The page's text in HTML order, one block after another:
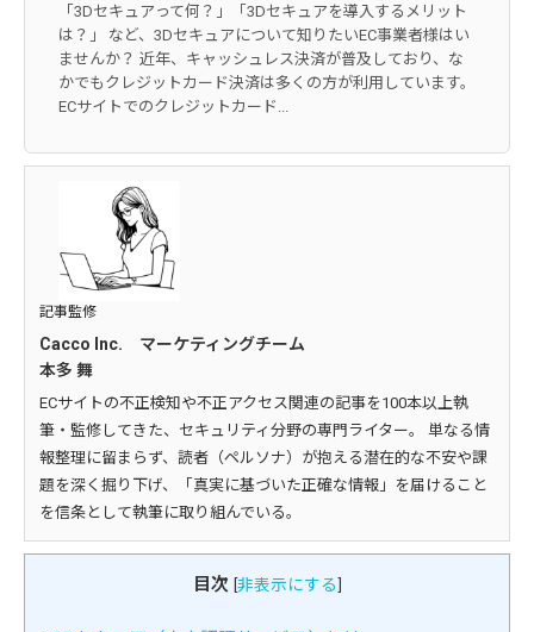
「3Dセキュアって何？」「3Dセキュアを導入するメリット
は？」 など、3Dセキュアについて知りたいEC事業者様はい
ませんか？ 近年、キャッシュレス決済が普及しており、な
かでもクレジットカード決済は多くの方が利用しています。
ECサイトでのクレジットカード...
記事監修
Cacco Inc. マーケティングチーム
本多 舞
ECサイトの不正検知や不正アクセス関連の記事を100本以上執
筆・監修してきた、セキュリティ分野の専門ライター。 単なる情
報整理に留まらず、読者（ペルソナ）が抱える潜在的な不安や課
題を深く掘り下げ、「真実に基づいた正確な情報」を届けること
を信条として執筆に取り組んでいる。
目次 [非表示にする]